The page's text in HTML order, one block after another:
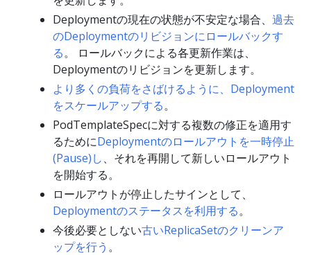
Deploymentの現在の状態が不安定な場合、 過去
のDeploymentのリビジョンにロールバックす
る。 ロールバックによる各更新作業は、
Deploymentのリビジョンを更新します。
より多くの負荷をさばけるように、Deployment
をスケールアップする。
PodTemplateSpecに対する複数の修正を適用す
るためにDeploymentのロールアウトを一時停止
(Pause)し、それを再開して新しいロールアウト
を開始する。
ロールアウトが停止したサインとして、
Deploymentのステータスを利用する。
今後必要としない古いReplicaSetのクリーンア
ップを行う 。